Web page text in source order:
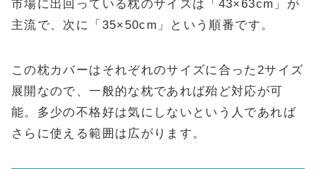
市場に出回っている枕のサイズは「43×63cm」が
主流で、次に「35×50cm」という順番です。
この枕カバーはそれぞれのサイズに合った2サイズ
展開なので、一般的な枕であれば殆ど対応が可
能。多少の不格好は気にしないという人であれば
さらに使える範囲は広がります。